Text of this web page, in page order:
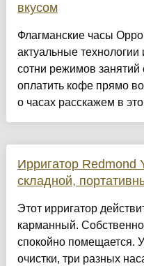
вкусом
Флагманские часы
актуальные
сотни режимов
оплатить кофе прямо
о часах расскажем в
Ирригатор Redmond
складной,
Этот ирригатор
карманный.
спокойно помещается.
очистки, три разных